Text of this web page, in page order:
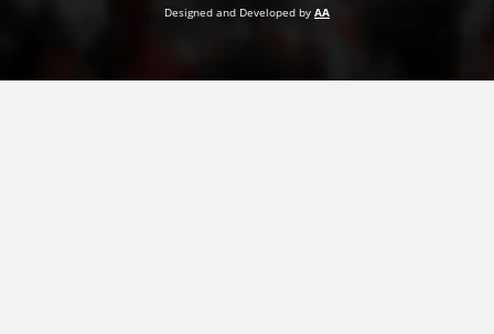
Designed and Developed by AA